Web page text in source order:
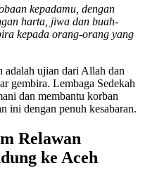
kepadamu, dengan
harta, jiwa dan buah-
kepada orang-orang yang
adalah ujian dari Allah dan
gembira. Lembaga Sedekah
dan membantu korban
ini dengan penuh kesabaran.
Relawan
ke Aceh